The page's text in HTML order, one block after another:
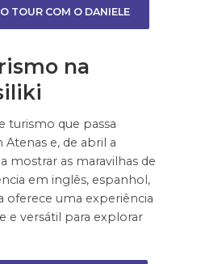
TOUR COM O DANIELE
na
turismo que passa
e, de abril a
mostrar as maravilhas de
em inglês, espanhol,
oferece uma experiência
e versátil para explorar